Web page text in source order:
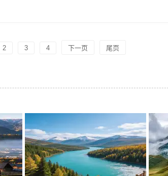
2 3 4 下一页 尾页